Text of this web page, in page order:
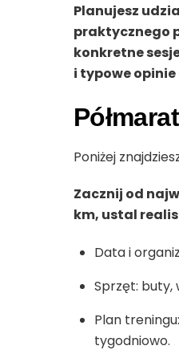
Planujesz
praktycznego
konkretne
i typowe
Poniżej
Zacznij od
km, ustal
Data i
Sprzęt:
Plan
tygodniowo.